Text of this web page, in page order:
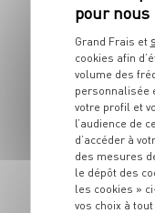
PLAT
au
Grand Frais et
cookies afin
volume des
personnalisée
votre profil et
l’audience de
d’accéder à
des mesures
le dépôt des
les cookies »
vos choix à